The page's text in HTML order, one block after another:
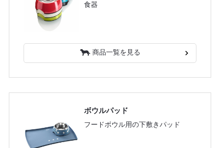
食器
商品一覧を見る
ボウルパッド
フードボウル用の下敷きパッド